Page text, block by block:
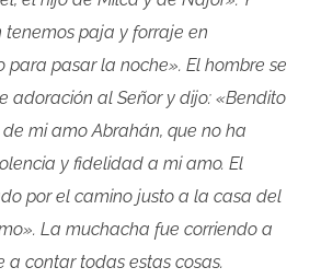
tenemos paja y forraje en
para pasar la noche». El hombre se
adoración al Señor y dijo: «Bendito
de mi amo Abrahán, que no ha
y fidelidad a mi amo. El
por el camino justo a la casa del
La muchacha fue corriendo a
a contar todas estas cosas.